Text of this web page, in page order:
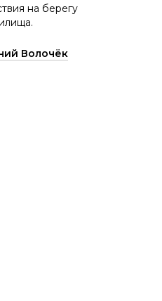
на берегу
Волочёк